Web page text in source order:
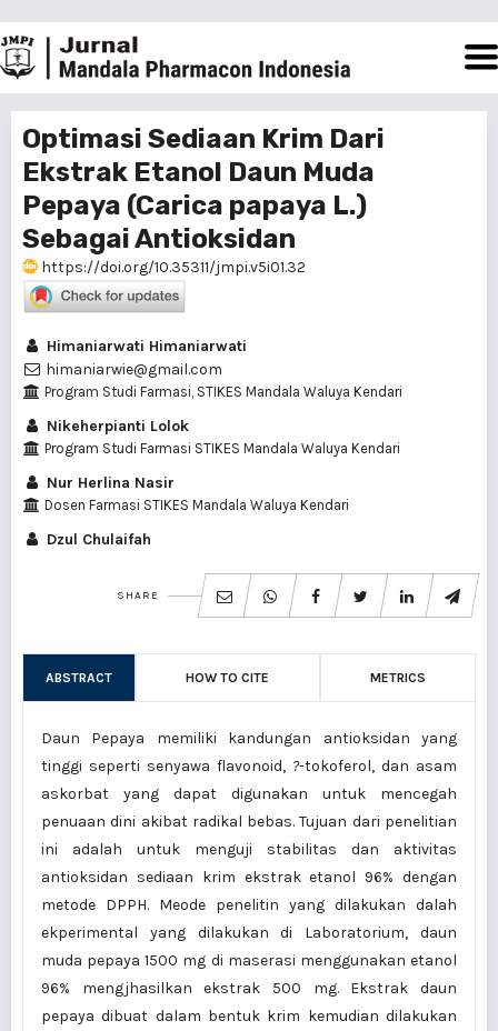
Optimasi Sediaan Krim Dari
Ekstrak Etanol Daun Muda
Pepaya (Carica papaya L.)
Sebagai Antioksidan
https://doi.org/10.35311/jmpi.v5i01.32
Himaniarwati Himaniarwati
himaniarwie@gmail.com
Program Studi Farmasi, STIKES Mandala Waluya Kendari
Nikeherpianti Lolok
Program Studi Farmasi STIKES Mandala Waluya Kendari
Nur Herlina Nasir
Dosen Farmasi STIKES Mandala Waluya Kendari
Dzul Chulaifah
SHARE
ABSTRACT HOW TO CITE METRICS
Daun Pepaya memiliki kandungan antioksidan yang
tinggi seperti senyawa flavonoid, ?-tokoferol, dan asam
askorbat yang dapat digunakan untuk mencegah
penuaan dini akibat radikal bebas. Tujuan dari penelitian
ini adalah untuk menguji stabilitas dan aktivitas
antioksidan sediaan krim ekstrak etanol 96% dengan
metode DPPH. Meode penelitin yang dilakukan dalah
ekperimental yang dilakukan di Laboratorium, daun
muda pepaya 1500 mg di maserasi menggunakan etanol
96% mengjhasilkan ekstrak 500 mg. Ekstrak daun
pepaya dibuat dalam bentuk krim kemudian dilakukan